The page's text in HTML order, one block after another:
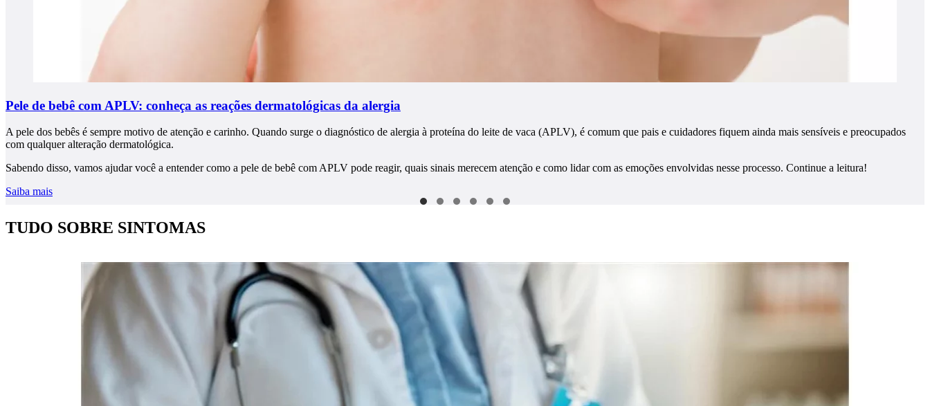
Pele de bebê com APLV: conheça as reações dermatológicas da alergia
A pele dos bebês é sempre motivo de atenção e carinho. Quando surge o diagnóstico de alergia à proteína do leite de vaca (APLV), é comum que pais e cuidadores fiquem ainda mais sensíveis e preocupados
com qualquer alteração dermatológica.
Sabendo disso, vamos ajudar você a entender como a pele de bebê com APLV pode reagir, quais sinais merecem atenção e como lidar com as emoções envolvidas nesse processo. Continue a leitura!
Saiba mais
TUDO SOBRE SINTOMAS